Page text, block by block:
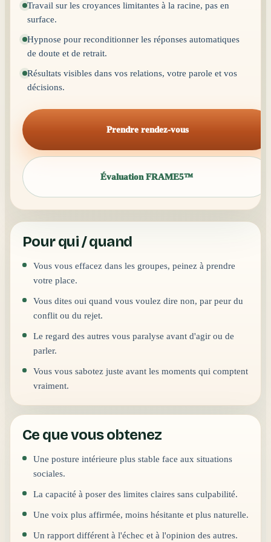
Travail sur les croyances limitantes à la racine, pas en
surface.
Hypnose pour reconditionner les réponses automatiques
de doute et de retrait.
Résultats visibles dans vos relations, votre parole et vos
décisions.
Prendre rendez-vous
Évaluation FRAME5™
Pour qui / quand
Vous vous effacez dans les groupes, peinez à prendre
votre place.
Vous dites oui quand vous voulez dire non, par peur du
conflit ou du rejet.
Le regard des autres vous paralyse avant d'agir ou de
parler.
Vous vous sabotez juste avant les moments qui comptent
vraiment.
Ce que vous obtenez
Une posture intérieure plus stable face aux situations
sociales.
La capacité à poser des limites claires sans culpabilité.
Une voix plus affirmée, moins hésitante et plus naturelle.
Un rapport différent à l'échec et à l'opinion des autres.